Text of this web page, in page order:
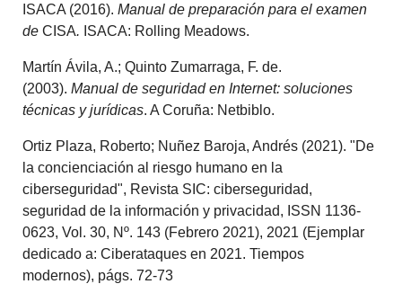
ISACA (2016). Manual de preparación para el examen
deCISA. ISACA: Rolling Meadows.
Martín Ávila, A.; Quinto Zumarraga, F. de.
(2003).Manual de seguridad en Internet: soluciones
técnicas y jurídicas. A Coruña: Netbiblo.
Ortiz Plaza, Roberto; Nuñez Baroja, Andrés (2021). "De
la concienciación al riesgo humano en la
ciberseguridad", Revista SIC: ciberseguridad,
seguridad de la información y privacidad, ISSN 1136-
0623, Vol. 30, Nº. 143 (Febrero 2021), 2021 (Ejemplar
dedicado a: Ciberataques en 2021. Tiempos
modernos), págs. 72-73